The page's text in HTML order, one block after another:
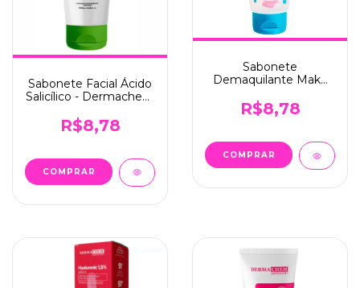
Sabonete Facial Ácido
Salicílico - Dermachem
R$8,78
Sabonete
Demaquilante Make
(001)
R$8,78